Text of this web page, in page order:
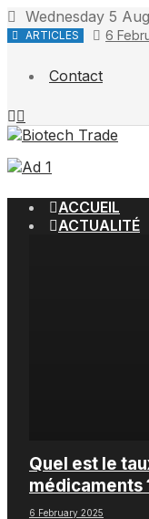
Skip
to
Wednesday 5
ARTICLES 6
Contact
ACCUEIL
ACTUALITÉ
Quel est le
médicaments
chez les Big
6 February 2025